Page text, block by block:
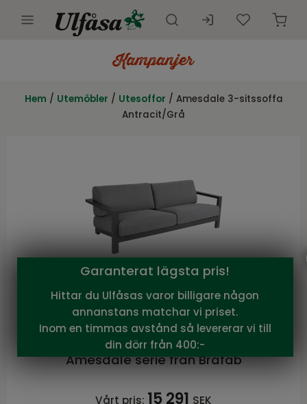
Innemöbler
Kampanjer
Hem / Utemöbler / Utesoffor / Amesdale 3-sitssoffa
Antracit/Grå
Brafab
Amesdale 3-sitssoffa Antracit/Grå
Amesdale serie från Brafab
Vårt pris: 15 291 SEK
Garanterat lägsta pris!
Hittar du Ulfåsas varor billigare någon
annanstans matchar vi priset.
Inom en timmas avstånd så levererar vi till
din dörr från 400:-